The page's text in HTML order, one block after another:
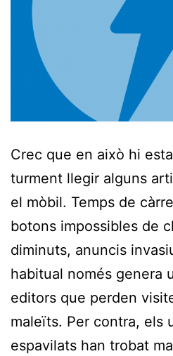
Crec que en això hi
turment llegir alguns
el mòbil. Temps de
botons impossibles de
diminuts, anuncis
habitual només genera
editors que perden
maleïts. Per contra, els
espavilats han trobat